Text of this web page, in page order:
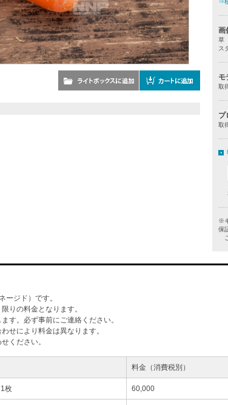
⇒
画
草
ス
モ
取
プ
取
※
保
ージド）です。
りの料金となります。
す。必ず事前にご連絡ください。
せにより料金は異なります。
ください。
料金（消費税別）
1枚 60,000